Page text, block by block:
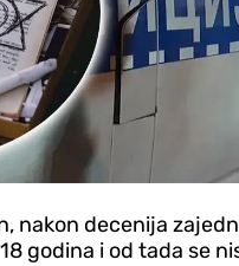
nakon decenija
godina i od tada se